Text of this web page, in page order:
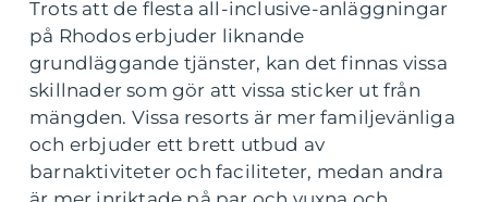
Trots att de flesta all-inclusive-anläggningar
på Rhodos erbjuder liknande
grundläggande tjänster, kan det finnas vissa
skillnader som gör att vissa sticker ut från
mängden. Vissa resorts är mer familjevänliga
och erbjuder ett brett utbud av
barnaktiviteter och faciliteter, medan andra